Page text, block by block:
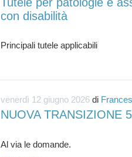
con disabilità
venerdì 12 giugno 2026 di
NUOVA TRANSIZIONE